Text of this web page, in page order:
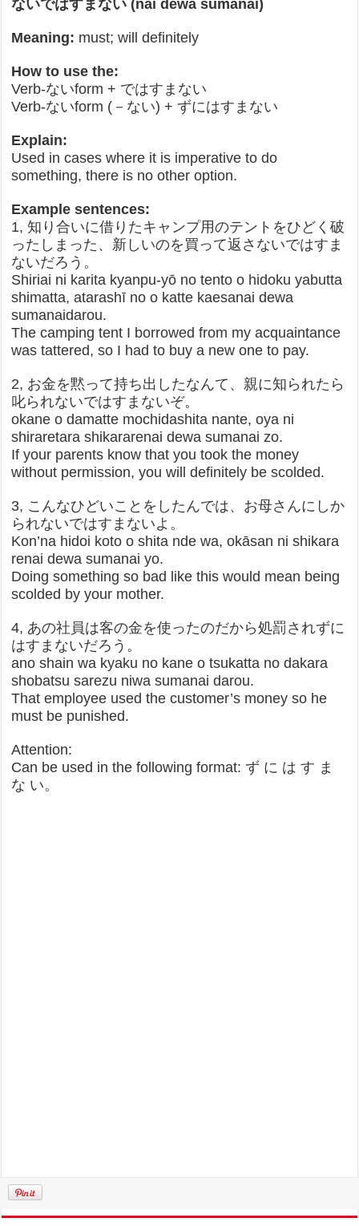
ないではすまない (nai dewa sumanai)
Meaning: must; will definitely
How to use the:
Verb-ないform + ではすまない
Verb-ないform (－ない) + ずにはすまない
Explain:
Used in cases where it is imperative to do
something, there is no other option.
Example sentences:
1, 知り合いに借りたキャンプ用のテントをひどく破
ったしまった、新しいのを買って返さないではすま
ないだろう。
Shiriai ni karita kyanpu-yō no tento o hidoku yabutta
shimatta, atarashī no o katte kaesanai dewa
sumanaidarou.
The camping tent I borrowed from my acquaintance
was tattered, so I had to buy a new one to pay.
2, お金を黙って持ち出したなんて、親に知られたら
叱られないではすまないぞ。
okane o damatte mochidashita nante, oya ni
shiraretara shikararenai dewa sumanai zo.
If your parents know that you took the money
without permission, you will definitely be scolded.
3, こんなひどいことをしたんでは、お母さんにしか
られないではすまないよ。
Kon’na hidoi koto o shita nde wa, okāsan ni shikara
renai dewa sumanai yo.
Doing something so bad like this would mean being
scolded by your mother.
4, あの社員は客の金を使ったのだから処罰されずに
はすまないだろう。
ano shain wa kyaku no kane o tsukatta no dakara
shobatsu sarezu niwa sumanai darou.
That employee used the customer’s money so he
must be punished.
Attention:
Can be used in the following format: ず に は す ま
な い。